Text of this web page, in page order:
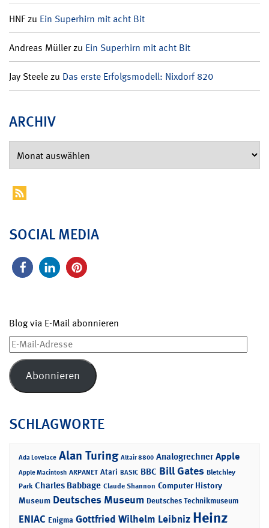
HNFzu Ein Superhirn mit acht Bit
Andreas Müllerzu Ein Superhirn mit acht Bit
Jay Steelezu Das erste Erfolgsmodell: Nixdorf 820
ARCHIV
SOCIAL MEDIA
Blog via E-Mail abonnieren
E-
Mail-
Adresse
Abonnieren
SCHLAGWORTE
Ada Lovelace Alan Turing Altair 8800 Analogrechner Apple
Apple Macintosh ARPANET Atari BASIC BBC Bill Gates Bletchley
Park Charles Babbage Claude Shannon Computer History
Museum Deutsches Museum Deutsches Technikmuseum
ENIAC Enigma Gottfried Wilhelm Leibniz Heinz